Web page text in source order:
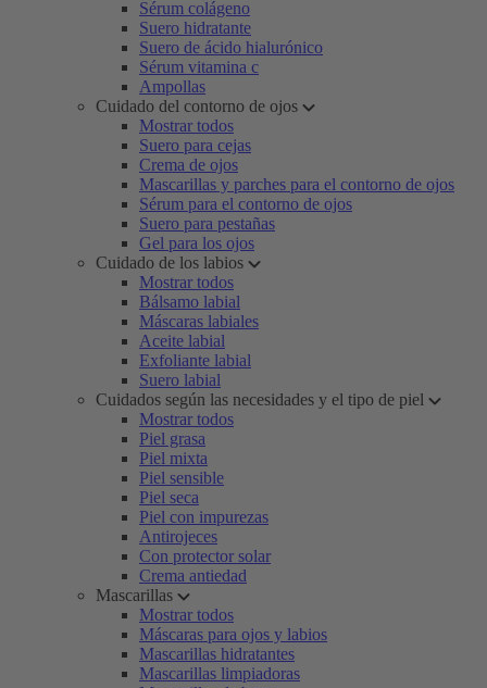
Sérum colágeno
Suero hidratante
Suero de ácido hialurónico
Sérum vitamina c
Ampollas
Cuidado del contorno de ojos
Mostrar todos
Suero para cejas
Crema de ojos
Mascarillas y parches para el contorno de ojos
Sérum para el contorno de ojos
Suero para pestañas
Gel para los ojos
Cuidado de los labios
Mostrar todos
Bálsamo labial
Máscaras labiales
Aceite labial
Exfoliante labial
Suero labial
Cuidados según las necesidades y el tipo de piel
Mostrar todos
Piel grasa
Piel mixta
Piel sensible
Piel seca
Piel con impurezas
Antirojeces
Con protector solar
Crema antiedad
Mascarillas
Mostrar todos
Máscaras para ojos y labios
Mascarillas hidratantes
Mascarillas limpiadoras